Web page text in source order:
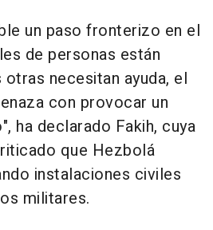
un paso fronterizo en el
de personas están
otras necesitan ayuda, el
con provocar un
ha declarado Fakih, cuya
que Hezbolá
instalaciones civiles
militares.